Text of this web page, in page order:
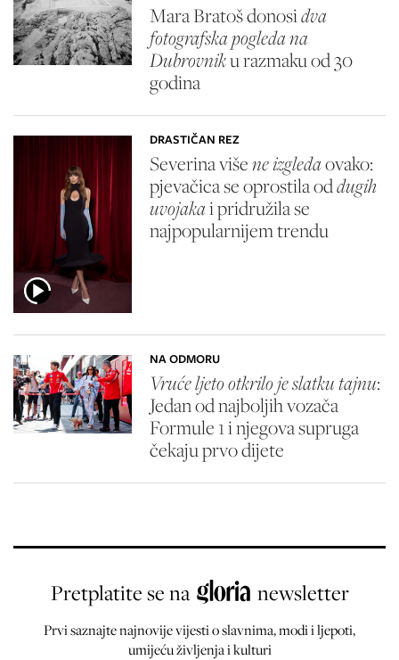
Mara Bratoš donosidva
fotografska pogleda na
Dubrovniku razmaku od 30
godina
DRASTIČAN REZ
Severina višene izgledaovako:
pjevačica se oprostila oddugih
uvojakai pridružila se
najpopularnijem trendu
NA ODMORU
Vruće ljeto otkrilo je slatku tajnu:
Jedan od najboljih vozača
Formule 1 i njegova supruga
čekaju prvo dijete
Pretplatite se na newsletter
Prvi saznajte najnovije vijesti o slavnima, modi i ljepoti,
umijeću življenja i kulturi